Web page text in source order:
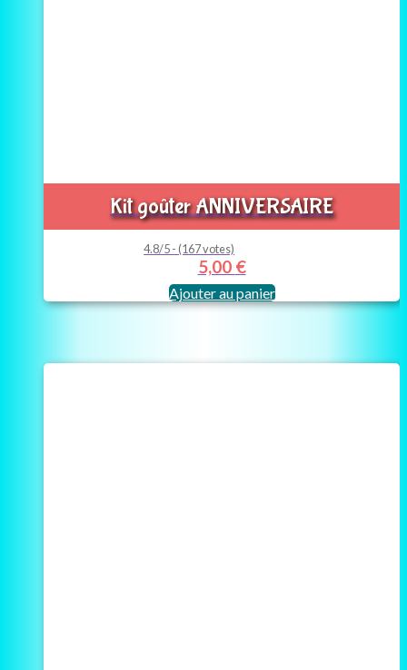
Kit goûter ANNIVERSAIRE
4.8/5 - (167 votes)
5,00 €
Ajouter au panier